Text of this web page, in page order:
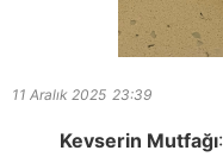
11 Aralık 2025 23:39
Kevserin Mutfağı: